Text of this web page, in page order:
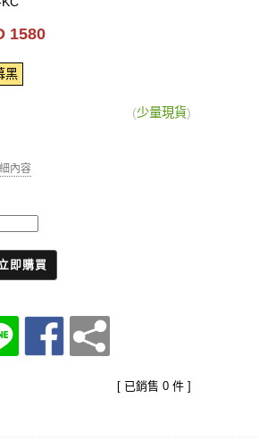
1580
黑
(少量現貨)
內容
即購買
[ 已銷售 0 件 ]